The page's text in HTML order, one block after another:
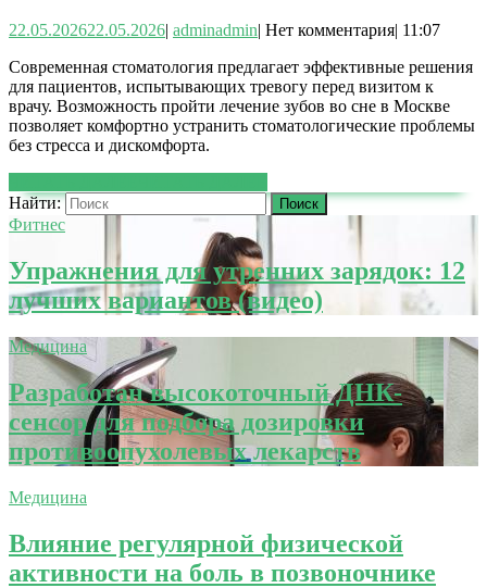
22.05.202622.05.2026| adminadmin| Нет комментария| 11:07
Современная стоматология предлагает эффективные решения
для пациентов, испытывающих тревогу перед визитом к
врачу. Возможность пройти лечение зубов во сне в Москве
позволяет комфортно устранить стоматологические проблемы
без стресса и дискомфорта.
Найти:
Фитнес
Упражнения для утренних зарядок: 12
лучших вариантов (видео)
Медицина
Разработан высокоточный ДНК-
сенсор для подбора дозировки
противоопухолевых лекарств
Медицина
Влияние регулярной физической
активности на боль в позвоночнике